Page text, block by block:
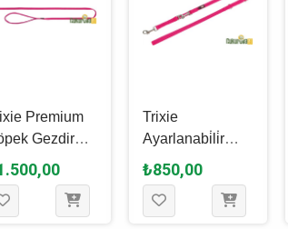
Premium
Gezdirme
L - XL,
1 M - 25
Trixie
Ayarlanabi̇li̇r
Premium Köpek
Gezdi̇rme Kayışı
2 M - 15 Mm -
₺850,00